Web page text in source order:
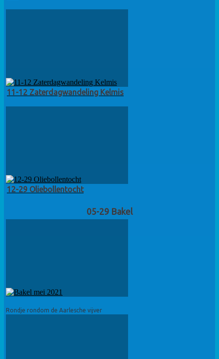
11-12 Zaterdagwandeling Kelmis
12-29 Oliebollentocht
05-29 Bakel
Rondje rondom de Aarlesche vijver